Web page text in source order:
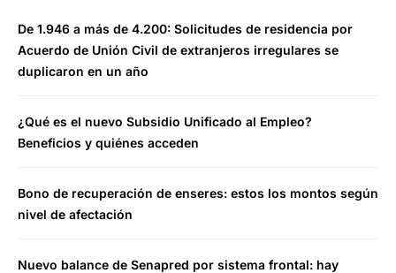
De 1.946 a más de 4.200: Solicitudes de residencia por
Acuerdo de Unión Civil de extranjeros irregulares se
duplicaron en un año
¿Qué es el nuevo Subsidio Unificado al Empleo?
Beneficios y quiénes acceden
Bono de recuperación de enseres: estos los montos según
nivel de afectación
Nuevo balance de Senapred por sistema frontal: hay